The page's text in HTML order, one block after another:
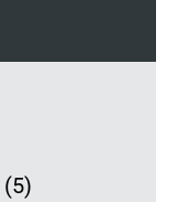
(5)